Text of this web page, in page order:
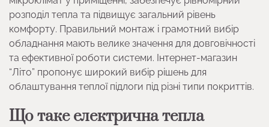
розподіл тепла та підвищує загальний рівень
комфорту. Правильний монтаж і грамотний вибір
обладнання мають велике значення для довговічності
та ефективної роботи системи. Інтернет-магазин
“Літо” пропонує широкий вибір рішень для
облаштування теплої підлоги під різні типи покриттів.
Що таке електрична тепла